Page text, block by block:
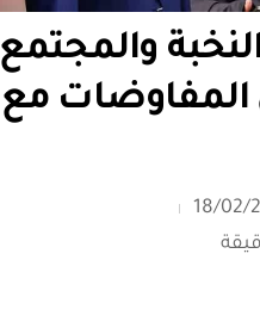
والمجتمع
المفاوضات مع
18/02/